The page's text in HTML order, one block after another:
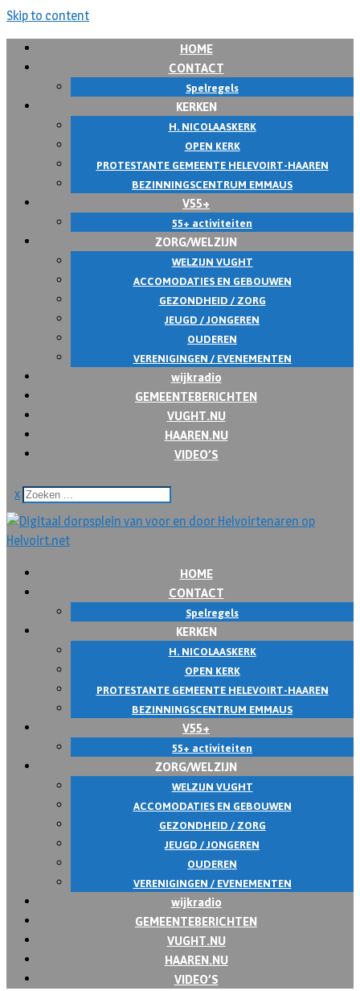
Skip to content
HOME
CONTACT
Spelregels
KERKEN
H. NICOLAASKERK
OPEN KERK
PROTESTANTE GEMEENTE HELEVOIRT-HAAREN
BEZINNINGSCENTRUM EMMAUS
V55+
55+ activiteiten
ZORG/WELZIJN
WELZIJN VUGHT
ACCOMODATIES EN GEBOUWEN
GEZONDHEID / ZORG
JEUGD / JONGEREN
OUDEREN
VERENIGINGEN / EVENEMENTEN
wijkradio
GEMEENTEBERICHTEN
VUGHT.NU
HAAREN.NU
VIDEO’S
x
HOME
CONTACT
Spelregels
KERKEN
H. NICOLAASKERK
OPEN KERK
PROTESTANTE GEMEENTE HELEVOIRT-HAAREN
BEZINNINGSCENTRUM EMMAUS
V55+
55+ activiteiten
ZORG/WELZIJN
WELZIJN VUGHT
ACCOMODATIES EN GEBOUWEN
GEZONDHEID / ZORG
JEUGD / JONGEREN
OUDEREN
VERENIGINGEN / EVENEMENTEN
wijkradio
GEMEENTEBERICHTEN
VUGHT.NU
HAAREN.NU
VIDEO’S